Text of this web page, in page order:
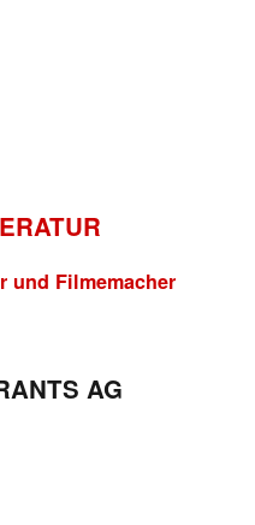
und Filmemacher
AG